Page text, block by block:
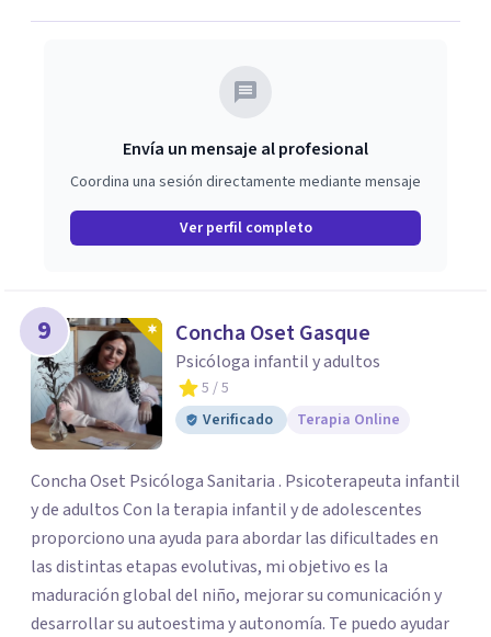
Envía un mensaje al profesional
Coordina una sesión directamente mediante mensaje
Ver perfil completo
9 Concha Oset Gasque
Psicóloga infantil y adultos
5 / 5
Verificado
Terapia Online
Concha Oset Psicóloga Sanitaria . Psicoterapeuta infantil
y de adultos Con la terapia infantil y de adolescentes
proporciono una ayuda para abordar las dificultades en
las distintas etapas evolutivas, mi objetivo es la
maduración global del niño, mejorar su comunicación y
desarrollar su autoestima y autonomía. Te puedo ayudar